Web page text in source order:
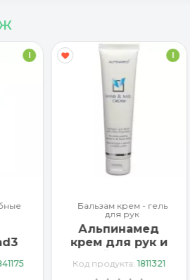
I I
Бальзам крем - гель
для рук
Альпинамед
крем для рук и
Примулы
Код продукта:1811321